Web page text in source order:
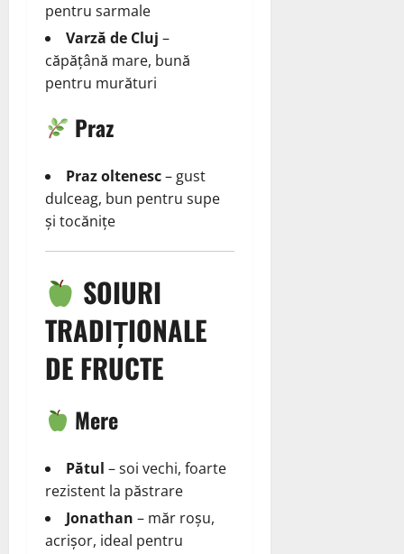
pentru sarmale
Varză de Cluj –
căpățână mare, bună
pentru murături
Praz
Praz oltenesc– gust
dulceag, bun pentru supe
și tocănițe
SOIURI
TRADIȚIONALE
DE FRUCTE
Mere
Pătul – soi vechi, foarte
rezistent la păstrare
Jonathan – măr roșu,
acrișor, ideal pentru